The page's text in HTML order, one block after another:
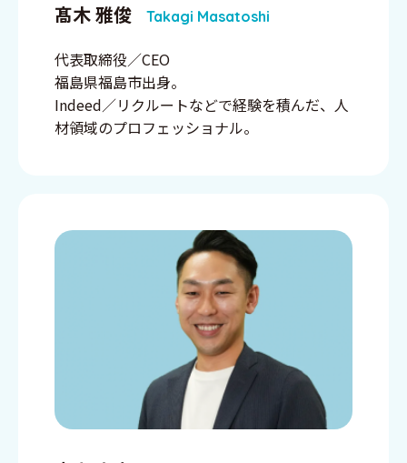
髙木 雅俊 Takagi Masatoshi
代表取締役／CEO
福島県福島市出身。
Indeed／リクルートなどで経験を積んだ、人
材領域のプロフェッショナル。